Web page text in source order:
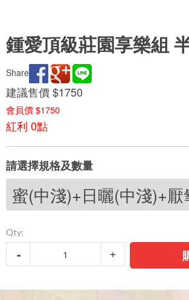
鍾愛頂級莊園享樂組
Share
建議售價 $1750
會員價 $1750
紅利 0點
請選擇規格及數量
Qty: